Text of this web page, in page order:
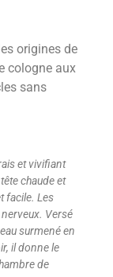
origines de
cologne aux
sans
et vivifiant
chaude et
facile. Les
Versé
surmené en
il donne le
de